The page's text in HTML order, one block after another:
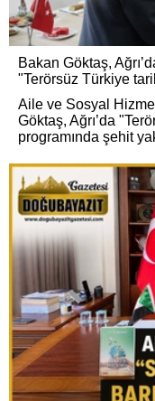
Bakan Göktaş,
"Terörsüz Türkiye
Aile ve Sosyal
Göktaş, Ağrı’da
programında şehit